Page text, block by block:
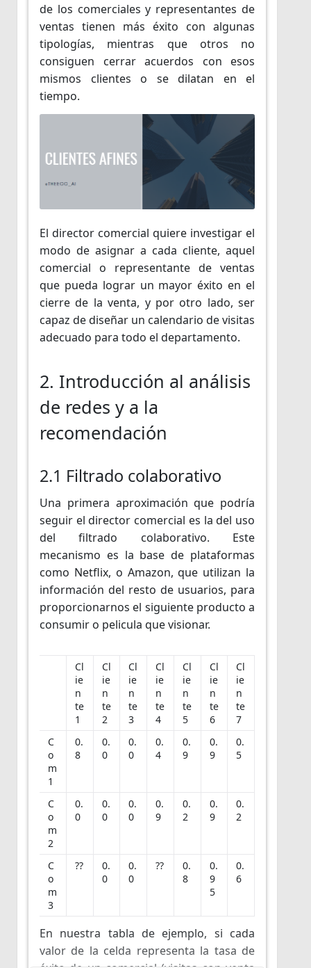
de los comerciales y representantes de
ventas tienen más éxito con algunas
tipologías, mientras que otros no
consiguen cerrar acuerdos con esos
mismos clientes o se dilatan en el
tiempo.
El director comercial quiere investigar el
modo de asignar a cada cliente, aquel
comercial o representante de ventas
que pueda lograr un mayor éxito en el
cierre de la venta, y por otro lado, ser
capaz de diseñar un calendario de visitas
adecuado para todo el departamento.
2. Introducción al análisis
de redes y a la
recomendación
2.1 Filtrado colaborativo
Una primera aproximación que podría
seguir el director comercial es la del uso
del filtrado colaborativo. Este
mecanismo es la base de plataformas
como Netflix, o Amazon, que utilizan la
información del resto de usuarios, para
proporcionarnos el siguiente producto a
consumir o pelicula que visionar.
Cl
ie
n
te
1
Cl
ie
n
te
2
Cl
ie
n
te
3
Cl
ie
n
te
4
Cl
ie
n
te
5
Cl
ie
n
te
6
Cl
ie
n
te
7
C
o
m
1
0.
8
0.
0
0.
0
0.
4
0.
9
0.
9
0.
5
C
o
m
2
0.
0
0.
0
0.
0
0.
9
0.
2
0.
9
0.
2
C
o
m
3
??
0.
0
0.
0
??
0.
8
0.
9
5
0.
6
En nuestra tabla de ejemplo, si cada
valor de la celda representa la tasa de